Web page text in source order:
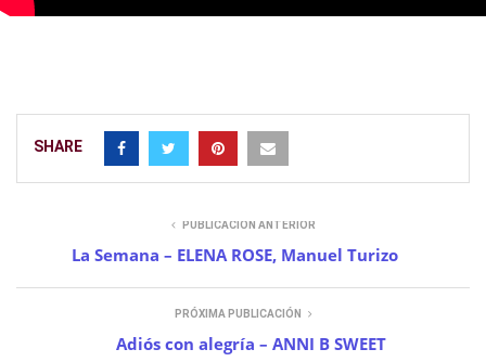
SHARE
PUBLICACIÓN ANTERIOR
La Semana – ELENA ROSE, Manuel Turizo
PRÓXIMA PUBLICACIÓN
Adiós con alegría – ANNI B SWEET